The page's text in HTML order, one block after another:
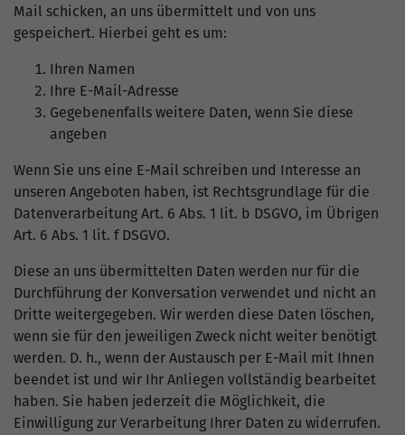
Mail schicken, an uns übermittelt und von uns
gespeichert. Hierbei geht es um:
Ihren Namen
Ihre E-Mail-Adresse
Gegebenenfalls weitere Daten, wenn Sie diese
angeben
Wenn Sie uns eine E-Mail schreiben und Interesse an
unseren Angeboten haben, ist Rechtsgrundlage für die
Datenverarbeitung Art. 6 Abs. 1 lit. b DSGVO, im Übrigen
Art. 6 Abs. 1 lit. f DSGVO.
Diese an uns übermittelten Daten werden nur für die
Durchführung der Konversation verwendet und nicht an
Dritte weitergegeben. Wir werden diese Daten löschen,
wenn sie für den jeweiligen Zweck nicht weiter benötigt
werden. D. h., wenn der Austausch per E-Mail mit Ihnen
beendet ist und wir Ihr Anliegen vollständig bearbeitet
haben. Sie haben jederzeit die Möglichkeit, die
Einwilligung zur Verarbeitung Ihrer Daten zu widerrufen.